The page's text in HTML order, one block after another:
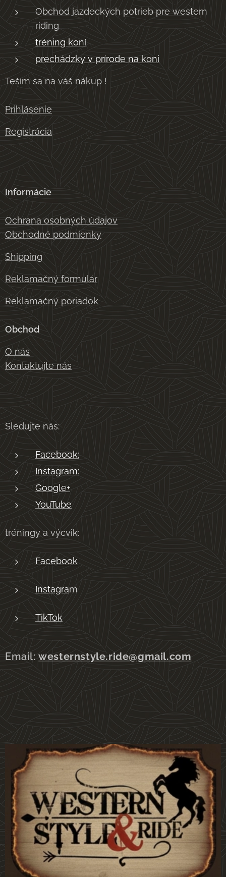
Obchod jazdeckých potrieb pre western
riding
tréning koní
prechádzky v prírode na koni
Teším sa na váš nákup !
Prihlásenie
Registrácia
Informácie
Ochrana osobných údajov
Obchodné podmienky
Shipping
Reklamačný formulár
Reklamačný poriadok
Obchod
O nás
Kontaktujte nás
Sledujte nás:
Facebook:
Instagram:
Google+
YouTube
tréningy a výcvik:
Facebook
Instagram
TikTok
Email:westernstyle.ride@gmail.com